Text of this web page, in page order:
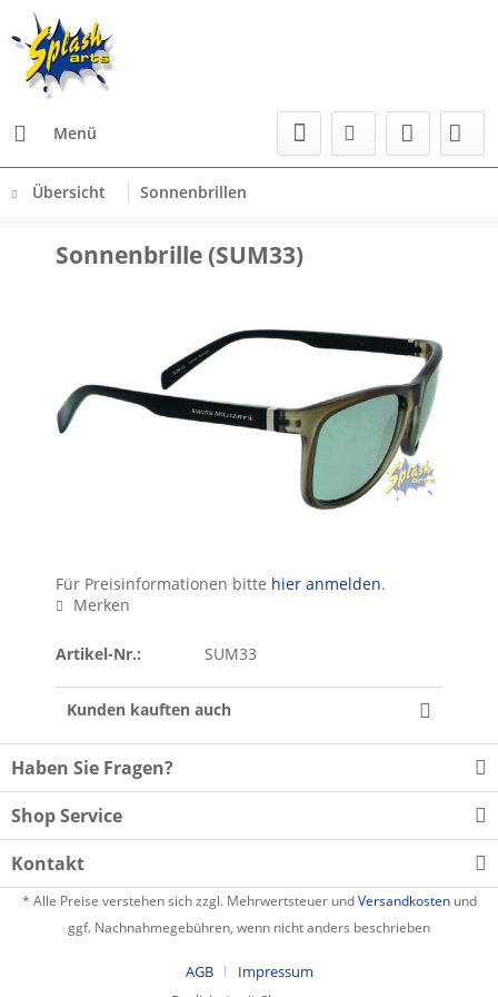
Menü
Übersicht Sonnenbrillen
Sonnenbrille (SUM33)
Für Preisinformationen bitte hier anmelden.
Merken
Artikel-Nr.: SUM33
Kunden kauften auch
Haben Sie Fragen?
Shop Service
Kontakt
* Alle Preise verstehen sich zzgl. Mehrwertsteuer undVersandkostenund
ggf. Nachnahmegebühren, wenn nicht anders beschrieben
AGB
Impressum